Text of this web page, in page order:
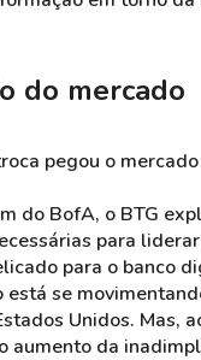
do mercado
pegou o
do BofA, o BTG
para
para o banco
se
Unidos. Mas,
aumento da